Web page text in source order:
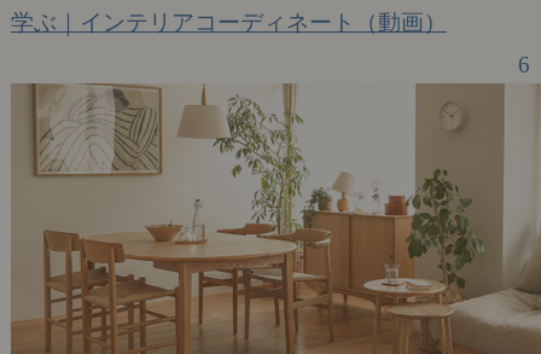
学ぶ｜インテリアコーディネート（動画）
6